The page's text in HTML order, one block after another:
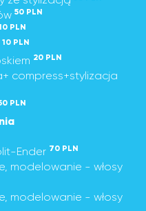
50 PLN
PLN
10 PLN
20 PLN
compress+stylizacja
PLN
Ender 70 PLN
modelowanie - włosy
modelowanie - włosy